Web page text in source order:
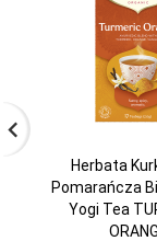
Herbata
Pomarańcza
Yogi Tea